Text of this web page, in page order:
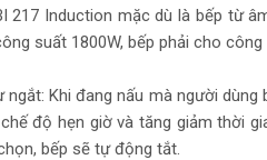
217 Induction mặc dù là bếp từ
suất 1800W, bếp phải cho
Khi đang nấu mà người
độ hẹn giờ và tăng giảm thời
bếp sẽ tự động tắt.